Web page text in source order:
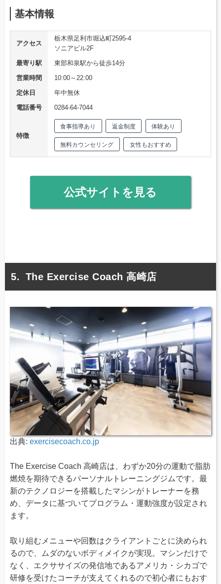
基本情報
アクセス
栃木県足利市堀込町2595-4
ソニアビル2F
最寄り駅
東部和泉駅から徒歩14分
営業時間
10:00～22:00
定休日
年中無休
電話番号
0284-64-7044
特徴
食事指導あり 返金制度 体験あり
無料カウンセリング 女性もおすすめ
公式サイトを見る
The Exercise Coach 高崎店
出典: exercisecoach.co.jp
The Exercise Coach 高崎店は、わずか20分の運動で脂肪
燃焼を期待できるパーソナルトレーニングジムです。最
新のテクノロジーを搭載したマシンがトレーナーを務
め、データに基づいてプログラム・運動強度が設定され
ます。
取り組むメニューや回数はクライアントごとに決められ
るので、ムダのないボディメイクが実現。マシンだけで
なく、エクササイズの発信地であるアメリカ・シカゴで
研修を受けたコーチが支えてくれるので初心者にもおす